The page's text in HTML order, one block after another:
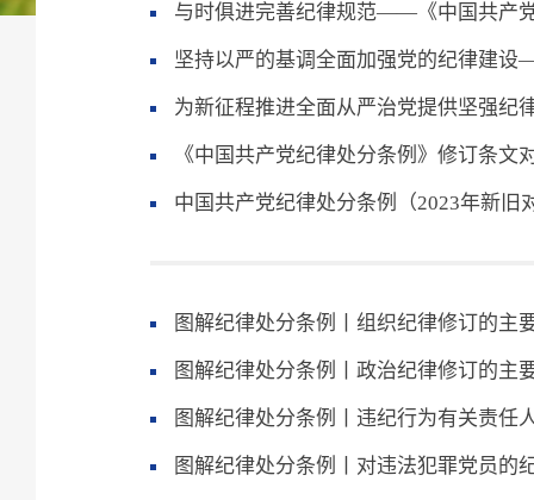
与时俱进完善纪律规范——《中国共产
坚持以严的基调全面加强党的纪律建
为新征程推进全面从严治党提供坚强
《中国共产党纪律处分条例》修订条文
中国共产党纪律处分条例（2023年新旧
图解纪律处分条例丨组织纪律修订的主
图解纪律处分条例丨政治纪律修订的主
图解纪律处分条例丨违纪行为有关责任
图解纪律处分条例丨对违法犯罪党员的